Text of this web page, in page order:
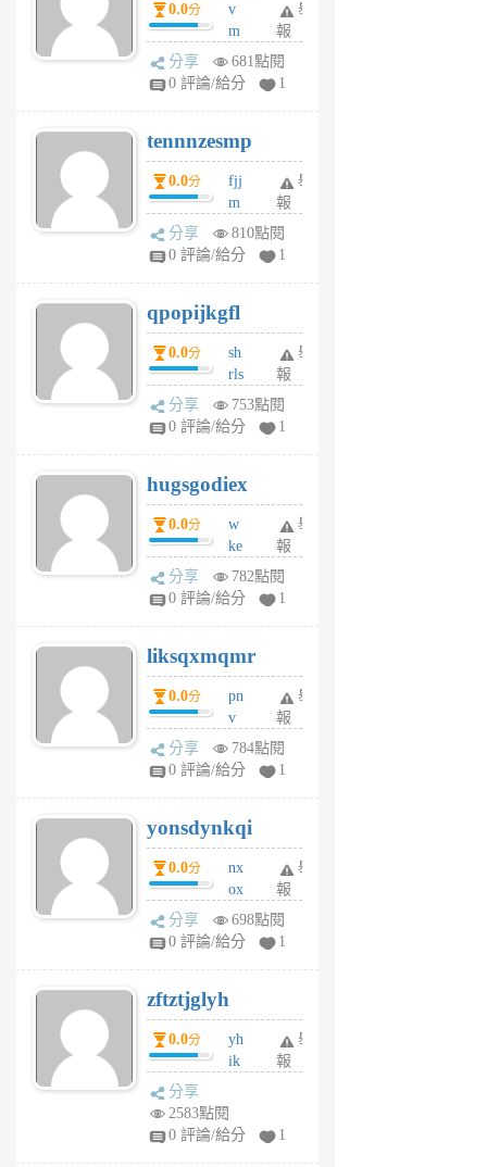
月
前
0.0分
v
m
sg
sr
6
個
月
前
舉
報
分享
681點閱
0 評論/給分
1
tennnzesmp
0.0分
fjj
m
w
rs
6
個
月
前
舉
報
分享
810點閱
0 評論/給分
1
qpopijkgfl
0.0分
sh
rls
k
m
6
個
月
前
舉
報
分享
753點閱
0 評論/給分
1
hugsgodiex
0.0分
w
ke
rv
pj
6
個
月
前
舉
報
分享
782點閱
0 評論/給分
1
liksqxmqmr
0.0分
pn
v
wt
sv
6
個
月
前
舉
報
分享
784點閱
0 評論/給分
1
yonsdynkqi
0.0分
nx
ox
rh
pe
月
前
舉
報
分享
698點閱
0 評論/給分
1
zftztjglyh
0.0分
yh
ik
tu
舉
報
分享
2583點閱
0 評論/給分
1